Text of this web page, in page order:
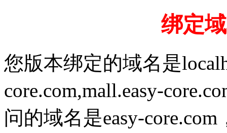
绑定
您版本绑定的域名是
core.com,mall.easy-
问的域名是easy-